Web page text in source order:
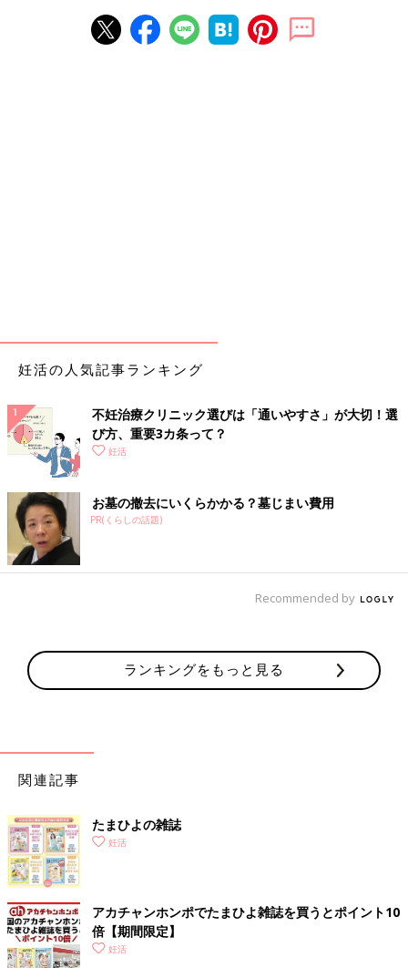
妊活の人気記事ランキング
不妊治療クリニック選びは「通いやすさ」が大切！選
び方、重要3カ条って？
妊活
お墓の撤去にいくらかかる？墓じまい費用
PR(くらしの話題)
Recommended by
ランキングをもっと見る
関連記事
たまひよの雑誌
妊活
アカチャンホンポでたまひよ雑誌を買うとポイント10
倍【期間限定】
妊活